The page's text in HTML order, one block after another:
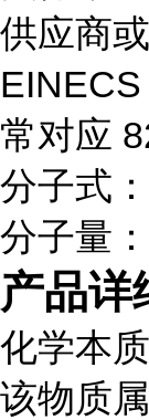
供应商
常对应
分子式：
分子量
产品详
化学本质
该物质